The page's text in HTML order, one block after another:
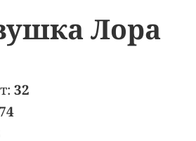
Лора
32